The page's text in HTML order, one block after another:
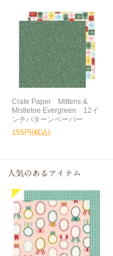
Crate Paper Mittens &
Mistletoe Evergreen 12イ
ンチパターンペーパー
155円(税込)